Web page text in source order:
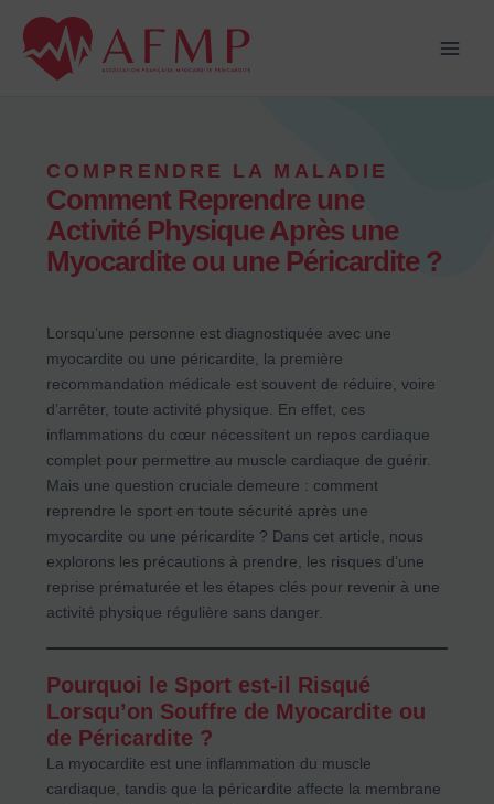
contenu
COMPRENDRE LA MALADIE
Comment Reprendre une
Activité Physique Après une
Myocardite ou une Péricardite ?
Lorsqu’une personne est diagnostiquée avec une
myocardite ou une péricardite, la première
recommandation médicale est souvent de réduire, voire
d’arrêter, toute activité physique. En effet, ces
inflammations du cœur nécessitent un repos cardiaque
complet pour permettre au muscle cardiaque de guérir.
Mais une question cruciale demeure : comment
reprendre le sport en toute sécurité après une
myocardite ou une péricardite ? Dans cet article, nous
explorons les précautions à prendre, les risques d’une
reprise prématurée et les étapes clés pour revenir à une
activité physique régulière sans danger.
Pourquoi le Sport est-il Risqué
Lorsqu’on Souffre de Myocardite ou
de Péricardite ?
La myocardite est une inflammation du muscle
cardiaque, tandis que la péricardite affecte la membrane